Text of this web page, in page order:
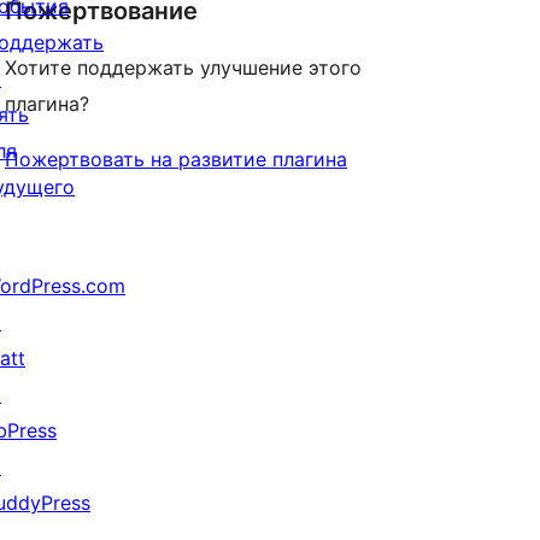
Пожертвование
Хотите поддержать улучшение этого
плагина?
Пожертвовать на развитие плагина